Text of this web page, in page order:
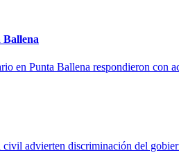
Ballena
Punta Ballena respondieron con
civil advierten discriminación del